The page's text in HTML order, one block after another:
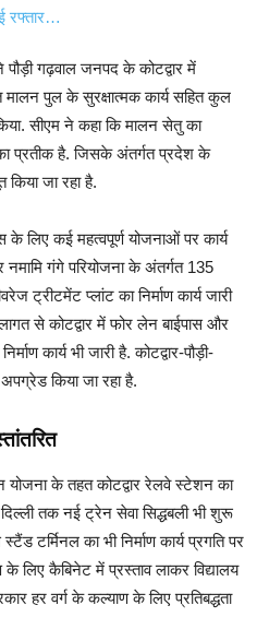
पौड़ी गढ़वाल जनपद के कोटद्वार में
मालन पुल के सुरक्षात्मक कार्य सहित कुल
किया. सीएम ने कहा कि मालन सेतु का
का प्रतीक है. जिसके अंतर्गत प्रदेश के
जा रहा है.
के लिए कई महत्वपूर्ण योजनाओं पर कार्य
नमामि गंगे परियोजना के अंतर्गत 135
ट्रीटमेंट प्लांट का निर्माण कार्य जारी
से कोटद्वार में फोर लेन बाईपास और
कार्य भी जारी है. कोटद्वार-पौड़ी-
किया जा रहा है.
के तहत कोटद्वार रेलवे स्टेशन का
दिल्ली तक नई ट्रेन सेवा सिद्धबली भी शुरू
टर्मिनल का भी निर्माण कार्य प्रगति पर
के लिए कैबिनेट में प्रस्ताव लाकर विद्यालय
हर वर्ग के कल्याण के लिए प्रतिबद्धता